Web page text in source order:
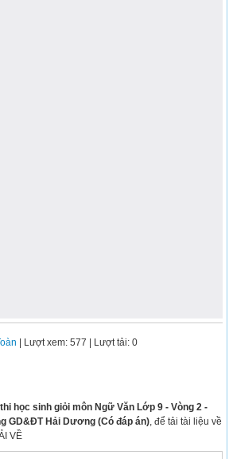
| Lượt xem: 577 | Lượt tải: 0
học sinh giỏi môn Ngữ Văn Lớp 9 - Vòng 2 -
GD&ĐT Hải Dương (Có đáp án) , để tải tài liệu về
VỀ